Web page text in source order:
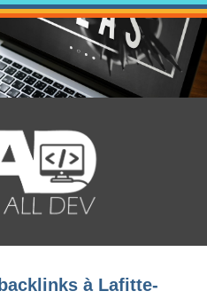
à Lafitte-